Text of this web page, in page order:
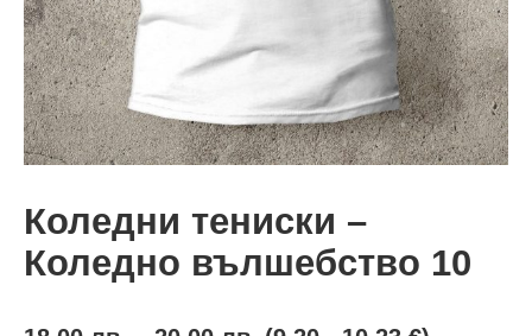
Коледни тениски –
Коледно вълшебство 10